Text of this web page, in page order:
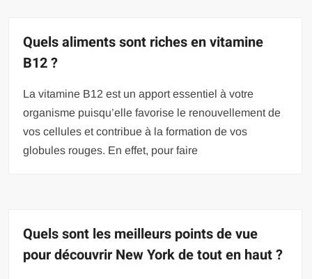
Quels aliments sont riches en vitamine
B12 ?
La vitamine B12 est un apport essentiel à votre
organisme puisqu’elle favorise le renouvellement de
vos cellules et contribue à la formation de vos
globules rouges. En effet, pour faire
Quels sont les meilleurs points de vue
pour découvrir New York de tout en haut ?